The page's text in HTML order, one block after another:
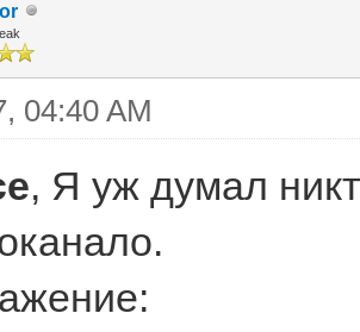
04:40 AM
, Я уж думал